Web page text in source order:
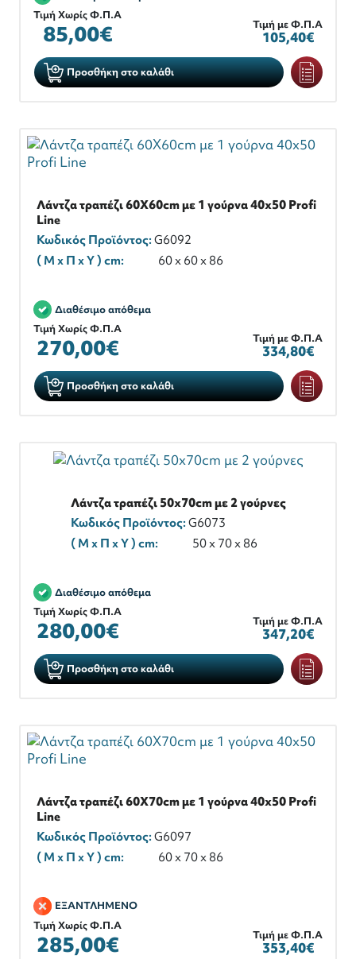
Τιμή Χωρίς Φ.Π.Α
85,00€ Τιμή με Φ.Π.Α
105,40€
Προσθήκη στο καλάθι
Λάντζα τραπέζι 60X60cm με 1 γούρνα 40x50 Profi
Line
Κωδικός Προϊόντος:G6092
( M x Π x Y ) cm:
60 x 60 x 86
Διαθέσιμο απόθεμα
Τιμή Χωρίς Φ.Π.Α
270,00€ Τιμή με Φ.Π.Α
334,80€
Προσθήκη στο καλάθι
Λάντζα τραπέζι 50x70cm με 2 γούρνες
Κωδικός Προϊόντος:G6073
( M x Π x Y ) cm:
50 x 70 x 86
Διαθέσιμο απόθεμα
Τιμή Χωρίς Φ.Π.Α
280,00€ Τιμή με Φ.Π.Α
347,20€
Προσθήκη στο καλάθι
Λάντζα τραπέζι 60X70cm με 1 γούρνα 40x50 Profi
Line
Κωδικός Προϊόντος:G6097
( M x Π x Y ) cm:
60 x 70 x 86
ΕΞΑΝΤΛΗΜΕΝΟ
Τιμή Χωρίς Φ.Π.Α
285,00€ Τιμή με Φ.Π.Α
353,40€